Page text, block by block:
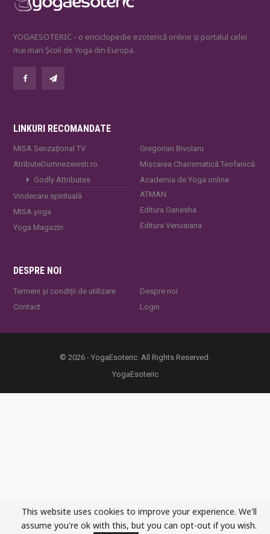
YOGAESOTERIC - o enciclopedie ezoterică online și portalul celei
mai mari Școli de Yoga din Europa.
LINKURI RECOMANDATE
MISA Senzaţional TV
AtributeDumnezeiesti.ro
Godly Attributes
Vindecare spirituală
MISA.yoga
Yoga Magazin
Gregorian Bivolaru
Mișcarea Charismatică Teofanică
Academia de Yoga online
ATMAN
Editura Ganesha
Editura Venusiana
DESPRE NOI
Termeni și condiții de utilizare
Contact
Despre noi
Login
© 2026 - YogaEsoteric. All Rights Reserved.
YogaEsoteric
This website uses cookies to improve your experience. We'll
assume you're ok with this, but you can opt-out if you wish.